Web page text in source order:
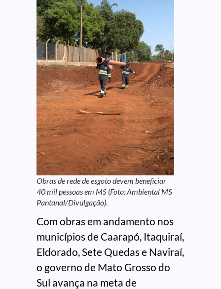
Obras de rede de esgoto devem beneficiar
40 mil pessoas em MS (Foto: Ambiental MS
Pantanal/Divulgação).
Com obras em andamento nos
municípios de Caarapó, Itaquiraí,
Eldorado, Sete Quedas e Naviraí,
o governo de Mato Grosso do
Sul avança na meta de